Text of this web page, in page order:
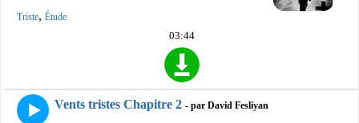
Triste, Étude
03:44
Vents tristes Chapitre 2 - par David Fesliyan